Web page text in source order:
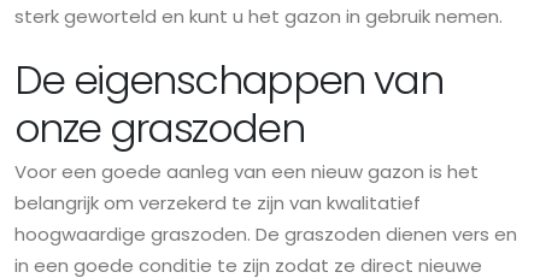
sterk geworteld en kunt u het gazon in gebruik nemen.
De eigenschappen van
onze graszoden
Voor een goede aanleg van een nieuw gazon is het
belangrijk om verzekerd te zijn van kwalitatief
hoogwaardige graszoden. De graszoden dienen vers en
in een goede conditie te zijn zodat ze direct nieuwe